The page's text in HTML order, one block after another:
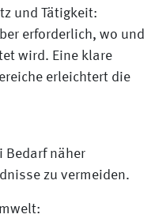
und Tätigkeit:
erforderlich, wo und
wird. Eine klare
erleichtert die
Bedarf näher
zu vermeiden.